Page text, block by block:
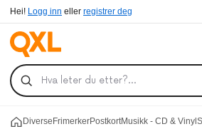
Hei! Logg inn eller registrer deg
Diverse FrimerkerPostkortMusikk - CD & Vinyl